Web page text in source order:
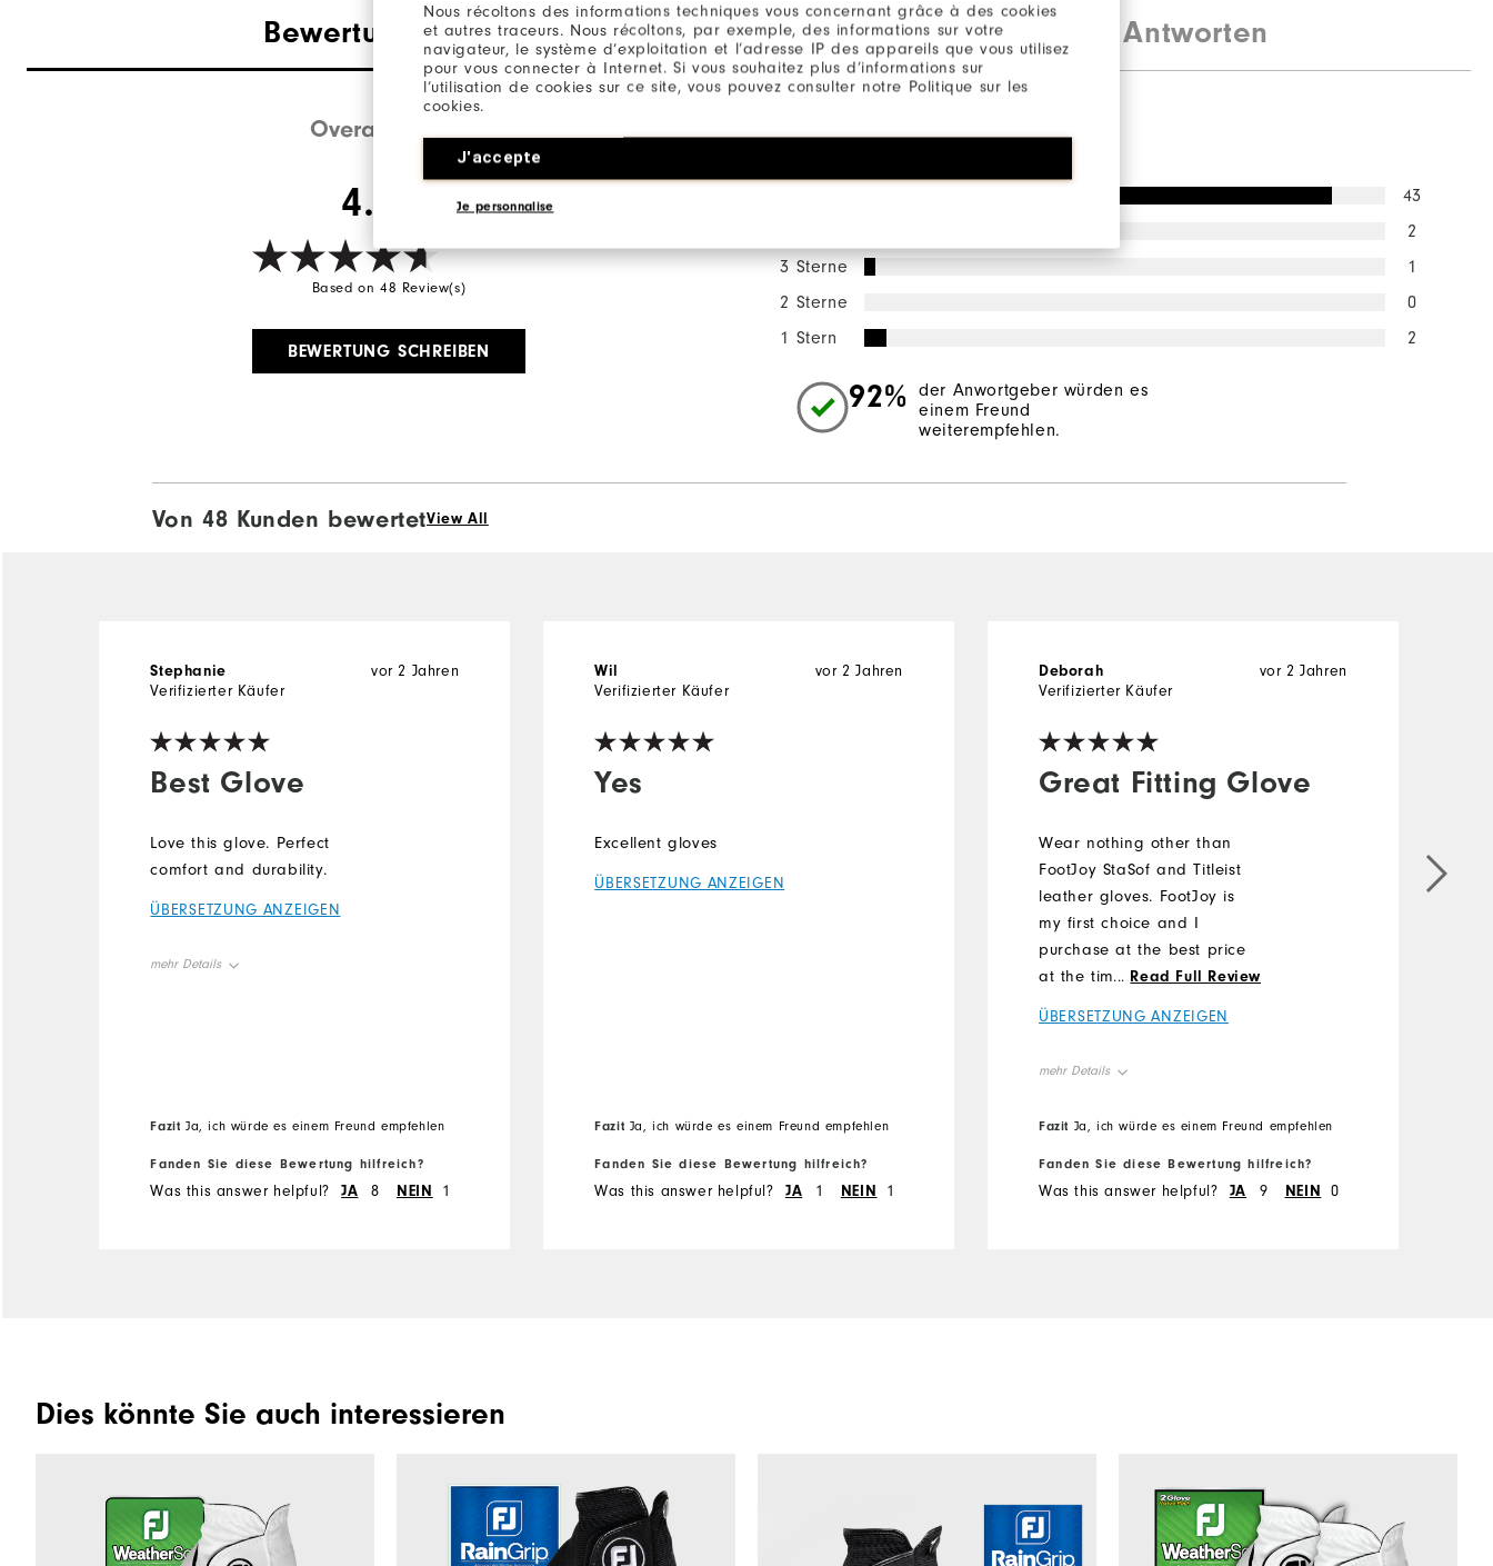
Nous récoltons des informations techniques vous concernant grâce à des cookies
et autres traceurs. Nous récoltons, par exemple, des informations sur votre
navigateur, le système d’exploitation et l’adresse IP des appareils que vous utilisez
pour vous connecter à Internet. Si vous souhaitez plus d’informations sur
l’utilisation de cookies sur ce site, vous pouvez consulter notre Politique sur les
cookies.
J'accepte
Je personnalise
Bewertungen (48) Fragen und Antworten
Overall Rating
4.8/5
Based on 48 Review(s)
BEWERTUNG SCHREIBEN
Bewertungsverteilung
43
2
3 Sterne
1
2 Sterne
0
1 Stern
2
92%
der Anwortgeber würden es
einem Freund
weiterempfehlen.
Von 48 Kunden bewertetView All
Best Glove
vor 2 Jahren
Stephanie
Verifizierter Käufer
Love this glove. Perfect
comfort and durability.
ÜBERSETZUNG ANZEIGEN
mehr Details
Fazit Ja, ich würde es einem Freund empfehlen
Fanden Sie diese Bewertung hilfreich?
Was this answer helpful? JA 8 NEIN 1
Yes
vor 2 Jahren
Wil
Verifizierter Käufer
Excellent gloves
ÜBERSETZUNG ANZEIGEN
Fazit Ja, ich würde es einem Freund empfehlen
Fanden Sie diese Bewertung hilfreich?
Was this answer helpful? JA 1 NEIN 1
Great Fitting Glove
vor 2 Jahren
Deborah
Verifizierter Käufer
Wear nothing other than
FootJoy StaSof and Titleist
leather gloves. FootJoy is
my first choice and I
purchase at the best price
at the time. Honestly, the FJ
Med./Lg. is the best fit for
me. I've been golfing for 42
black if they came in black
because they simply get
nasty looking before they
... Read Full Review
ÜBERSETZUNG ANZEIGEN
mehr Details
Fazit Ja, ich würde es einem Freund empfehlen
Fanden Sie diese Bewertung hilfreich?
Was this answer helpful? JA 9 NEIN 0
Dies könnte Sie auch interessieren